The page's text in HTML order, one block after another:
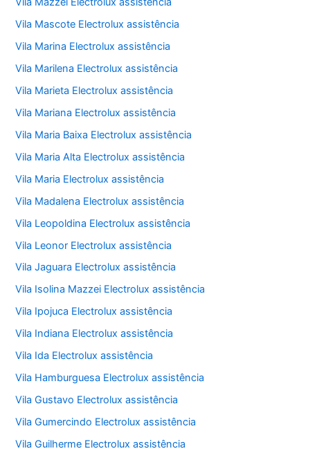
Vila Mascote Electrolux assistência
Vila Marina Electrolux assistência
Vila Marilena Electrolux assistência
Vila Marieta Electrolux assistência
Vila Mariana Electrolux assistência
Vila Maria Baixa Electrolux assistência
Vila Maria Alta Electrolux assistência
Vila Maria Electrolux assistência
Vila Madalena Electrolux assistência
Vila Leopoldina Electrolux assistência
Vila Leonor Electrolux assistência
Vila Jaguara Electrolux assistência
Vila Isolina Mazzei Electrolux assistência
Vila Ipojuca Electrolux assistência
Vila Indiana Electrolux assistência
Vila Ida Electrolux assistência
Vila Hamburguesa Electrolux assistência
Vila Gustavo Electrolux assistência
Vila Gumercindo Electrolux assistência
Vila Guilherme Electrolux assistência